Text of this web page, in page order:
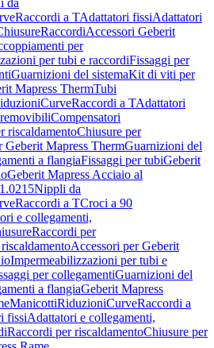
da
Raccordi a TAdattatori fissiAdattatori
RaccordiAccessori Geberit
per
per tubi e raccordiFissaggi per
Guarnizioni del sistemaKit di viti per
Mapress ThermTubi
CurveRaccordi a TAdattatori
Compensatori
riscaldamentoChiusure per
Geberit Mapress ThermGuarnizioni del
a flangiaFissaggi per tubiGeberit
Geberit Mapress Acciaio al
Nippli da
Raccordi a TCroci a 90
e collegamenti,
Raccordi per
Accessori per Geberit
Impermeabilizzazioni per tubi e
per collegamentiGuarnizioni del
a flangiaGeberit Mapress
ManicottiRiduzioniCurveRaccordi a
fissiAdattatori e collegamenti,
Raccordi per riscaldamentoChiusure per